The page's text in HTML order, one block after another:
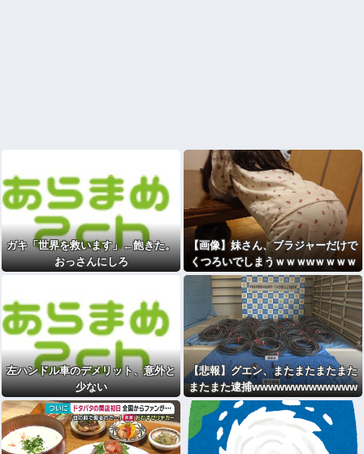
ガキ「世界を救います」←飽きた。
おっさんにしろ
【画像】妹さん、ブラジャーだけで
くつろいでしまうｗｗｗwｗｗｗｗ
ｗｗｗｗ
左ハンドル車のデメリット、意外と
少ない
【悲報】グエン、またまたまたまた
またまた逮捕wwwwwwwwwwwww
ww